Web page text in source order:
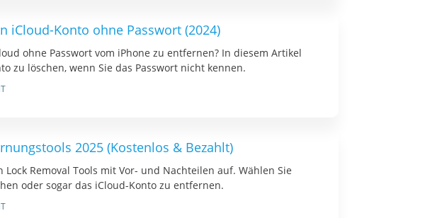
iCloud-Konto ohne Passwort (2024)
ohne Passwort vom iPhone zu entfernen? In diesem Artikel
zu löschen, wenn Sie das Passwort nicht kennen.
2025 (Kostenlos & Bezahlt)
Removal Tools mit Vor- und Nachteilen auf. Wählen Sie
oder sogar das iCloud-Konto zu entfernen.